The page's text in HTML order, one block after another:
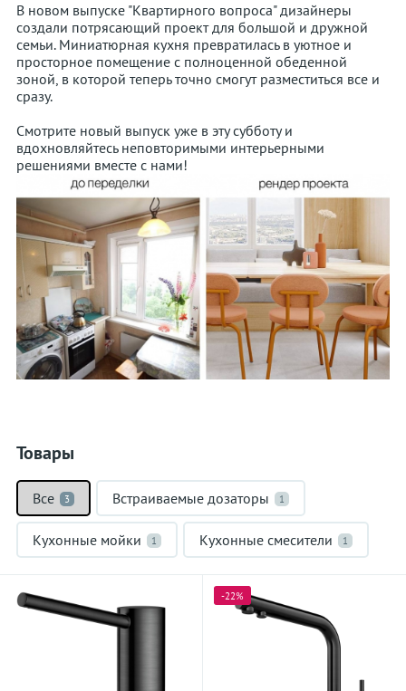
В новом выпуске "Квартирного вопроса" дизайнеры
создали потрясающий проект для большой и дружной
семьи. Миниатюрная кухня превратилась в уютное и
просторное помещение с полноценной обеденной
зоной, в которой теперь точно смогут разместиться все и
сразу.
Смотрите новый выпуск уже в эту субботу и
вдохновляйтесь неповторимыми интерьерными
решениями вместе с нами!
Товары
Все 3 Встраиваемые дозаторы 1
Кухонные мойки 1 Кухонные смесители 1
-22%